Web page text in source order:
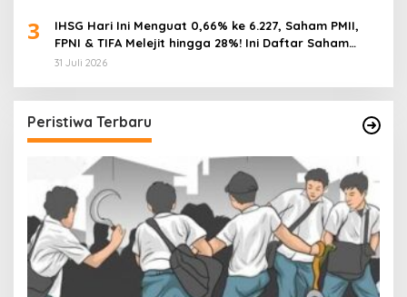
3
IHSG Hari Ini Menguat 0,66% ke 6.227, Saham PMII,
FPNI & TIFA Melejit hingga 28%! Ini Daftar Saham
Paling Cuan & Volume Tertinggi 31 Juli 2026
31 Juli 2026
Peristiwa Terbaru